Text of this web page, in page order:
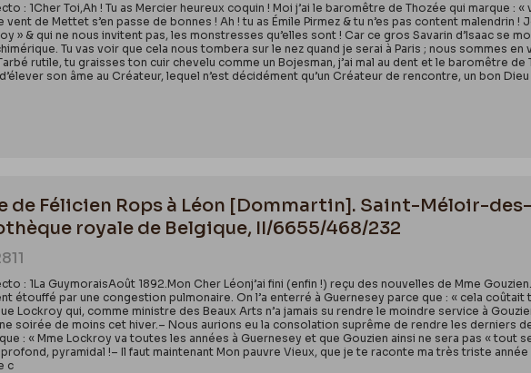
: 1Cher Toi,Ah ! Tu as Mercier heureux coquin ! Moi j’ai le baromêtre de Thozée qui marque
vent de Mettet s’en passe de bonnes ! Ah ! tu as Émile Pirmez & tu n’es pas content malendrin
» & qui ne nous invitent pas, les monstresses qu’elles sont ! Car ce gros Savarin d’Isaac se
Tu vas voir que cela nous tombera sur le nez quand je serai à Paris ; nous sommes
rutile, tu graisses ton cuir chevelu comme un Bojesman, j’ai mal au dent et le baromêtre de
son âme au Créateur, lequel n’est décidément qu’un Créateur de rencontre, un bon
de Félicien Rops à Léon [Dommartin]. Saint-Méloir-
royale de Belgique, II/6655/468/232
: 1La GuymoraisAoût 1892.Mon Cher Léonj’ai fini (enfin !) reçu des nouvelles de Mme
étouffé par une congestion pulmonaire. On l’a enterré à Guernesey parce que : « cela coûtait
Lockroy qui, comme ministre des Beaux Arts n’a jamais su rendre le moindre service à
soirée de moins cet hiver.– Nous aurions eu la consolation suprême de rendre les derniers
: « Mme Lockroy va toutes les années à Guernesey et que Gouzien ainsi ne sera pas « tout
pyramidal !– Il faut maintenant Mon pauvre Vieux, que je te raconte ma très triste
c